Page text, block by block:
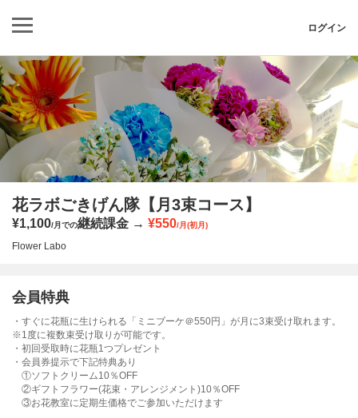
ログイン
花ラボごきげん隊【月3束コース】
¥1,100/月での継続課金 ¥550/月(初月)
Flower Labo
会員特典
・すぐに花瓶に生けられる「ミニブーケ＠550円」が月に3束受け取れます。
※1度に複数束受け取りが可能です。
・初回受取時に花瓶1つプレゼント
・会員券提示で下記特典あり
①ソフトクリーム10％OFF
②ギフトフラワー(花束・アレンジメント)10％OFF
③お花教室に定期生価格でご参加いただけます